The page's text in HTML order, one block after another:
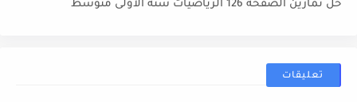
حل تمارين الصفحة 126 الرياضيات سنة الاولى متوسط
تعليقات